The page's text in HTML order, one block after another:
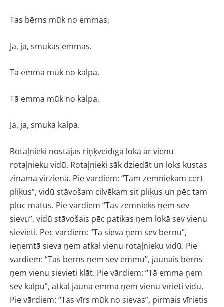
Tas bērns mūk no emmas,
Ja, ja, smukas emmas.
Tā emma mūk no kalpa,
Tā emma mūk no kalpa,
Ja, ja, smuka kalpa.
Rotaļnieki nostājas riņķveidīgā lokā ar vienu
rotaļnieku vidū. Rotaļnieki sāk dziedāt un loks kustas
zināmā virzienā. Pie vārdiem: “Tam zemniekam cērt
pliķus”, vidū stāvošam cilvēkam sit pliķus un pēc tam
plūc matus. Pie vārdiem “Tas zemnieks ņem sev
sievu”, vidū stāvošais pēc patikas ņem lokā sev vienu
sievieti. Pēc vārdiem: “Tā sieva ņem sev bērnu”,
ieņemtā sieva ņem atkal vienu rotaļnieku vidū. Pie
vārdiem: “Tas bērns ņem sev emmu”, jaunais bērns
ņem vienu sievieti klāt. Pie vārdiem: “Tā emma ņem
sev kalpu”, atkal jaunā emma ņem vienu vīrieti vidū.
Pie vārdiem: “Tas vīrs mūk no sievas”, pirmais vīrietis